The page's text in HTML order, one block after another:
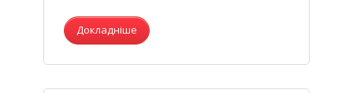
Докладніше